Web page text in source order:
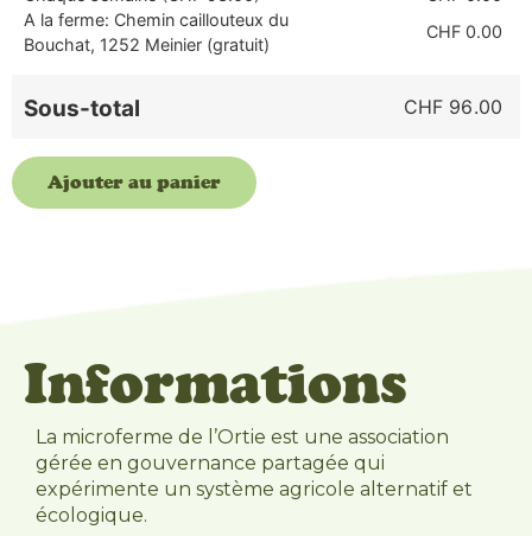
A la ferme: Chemin caillouteux du
Bouchat, 1252 Meinier (gratuit)
CHF 0.00
CHF 96
Ajouter au panier
Informations
La microferme de l’Ortie est une association
gérée en gouvernance partagée qui
expérimente un système agricole alternatif et
écologique.